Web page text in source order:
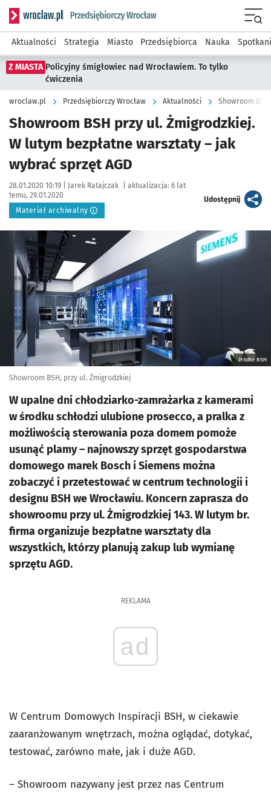
Serwis informacyjny wroclaw.pl podserwis: Strategia
Aktualności Strategia Miasto Przedsiębiorca Nauka
Z MIASTA Policyjny śmigłowiec nad Wrocławiem. To tylko
ćwiczenia
wroclaw.pl Przedsiębiorczy Wrocław Aktualności
Showroom BSH przy ul. Żmigrodzkiej.
W lutym bezpłatne warsztaty – jak
wybrać sprzęt AGD
Data publikacji:
28.01.2020 10:19 | Autor:
Jarek Ratajczak aktualizacja: 6 lat
temu, 29.01.2020
Materiał archiwalny
Udostępnijartykuł
Kliknij, aby powiększyć
źródło: BSH
Showroom BSH, przy ul. Żmigrodzkiej
W upalne dni chłodziarko-zamrażarka z kamerami
w środku schłodzi ulubione prosecco, a pralka z
możliwością sterowania poza domem pomoże
usunąć plamy – najnowszy sprzęt gospodarstwa
domowego marek Bosch i Siemens można
zobaczyć i przetestować w centrum technologii i
designu BSH we Wrocławiu. Koncern zaprasza do
showroomu przy ul. Żmigrodzkiej 143. W lutym br.
firma organizuje bezpłatne warsztaty dla
wszystkich, którzy planują zakup lub wymianę
sprzętu AGD.
REKLAMA
ad
W Centrum Domowych Inspiracji BSH, w ciekawie
zaaranżowanym wnętrzach, można oglądać, dotykać,
testować, zarówno małe, jak i duże AGD.
– Showroom nazywany jest przez nas Centrum